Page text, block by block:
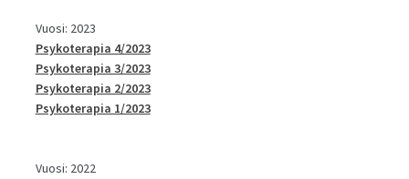
Vuosi: 2023
Psykoterapia 4/2023
Psykoterapia 3/2023
Psykoterapia 2/2023
Psykoterapia 1/2023
Vuosi: 2022